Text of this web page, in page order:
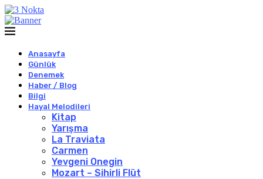
Anasayfa
Günlük
Denemek
Haber / Blog
Bilgi
Hayal Melodileri
Kitap
Yarışma
La Traviata
Carmen
Yevgeni Onegin
Mozart – Sihirli Flüt